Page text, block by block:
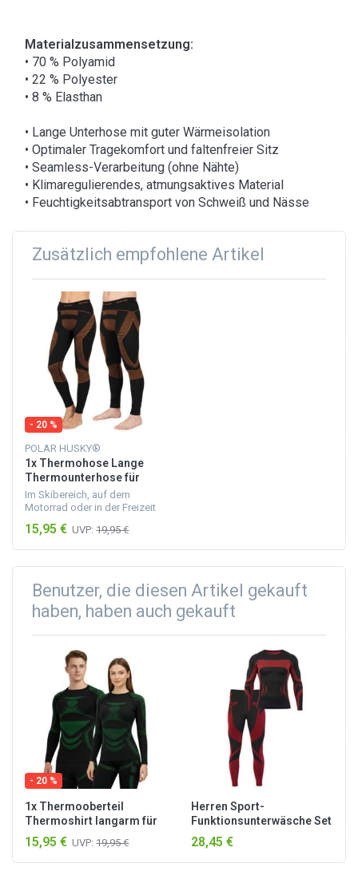
Materialzusammensetzung:
• 70 % Polyamid
• 22 % Polyester
• 8 % Elasthan
• Lange Unterhose mit guter Wärmeisolation
• Optimaler Tragekomfort und faltenfreier Sitz
• Seamless-Verarbeitung (ohne Nähte)
• Klimaregulierendes, atmungsaktives Material
• Feuchtigkeitsabtransport von Schweiß und Nässe
Zusätzlich empfohlene Artikel
- 20 %
POLAR HUSKY®
1x Thermohose Lange
Thermounterhose für
Damen und Herren Orange
Im Skibereich, auf dem
Motorrad oder in der Freizeit
atmungsaktive Hose zu
spiel...
15,95 € UVP: 19,95 €
Benutzer, die diesen Artikel gekauft
haben, haben auch gekauft
- 20 %
1x Thermooberteil
Thermoshirt langarm für
Damen und Herren Grün
15,95 € UVP: 19,95 €
Herren Sport-
Funktionsunterwäsche Set
Hemd + Hose Schwarz/Rot
28,45 €